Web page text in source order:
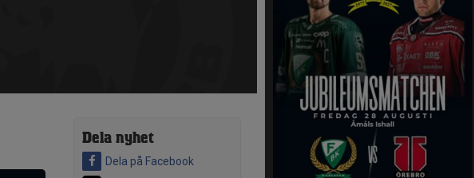
Dela nyhet
Dela på Facebook